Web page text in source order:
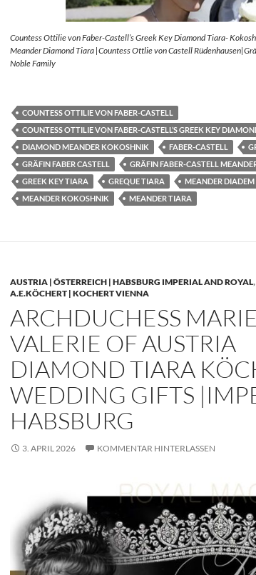
Countess Ottilie von Faber-Castell’s Greek Key Diamond Tiara-
Meander Diamond Tiara |Countess Ottlie von Castell
Noble Family
COUNTESS OTTILIE VON FABER-CASTELL
COUNTESS OTTILIE VON FABER-CASTELL’S GREEK KEY
DIAMOND MEANDER KOKOSHNIK
FABER-CASTELL
GRÄFIN FABER CASTELL
GRÄFIN FABER-CASTELL
GREEK KEY TIARA
GREQUE TIARA
MEANDER DIADEM
MEANDER KOKOSHNIK
MEANDER TIARA
AUSTRIA | ÖSTERREICH | HABSBURG IMPERIAL AND ROYAL,
A.E.KÖCHERT | KOCHERT VIENNA
ARCHDUCHESS MARIE
VALERIE OF AUSTRIA
DIAMOND TIARA
WEDDING GIFTS
HABSBURG
3. APRIL 2026 KOMMENTAR HINTERLASSEN